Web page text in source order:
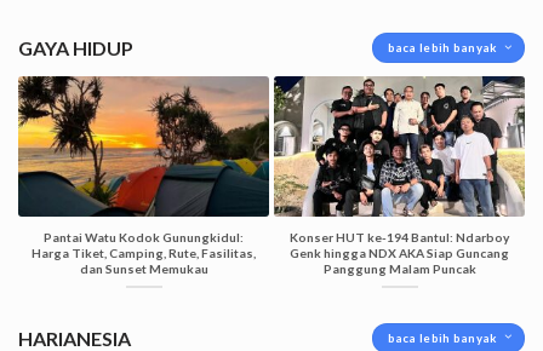
GAYA HIDUP baca lebih banyak
Pantai Watu Kodok Gunungkidul:
Harga Tiket, Camping, Rute, Fasilitas,
dan Sunset Memukau
Konser HUT ke-194 Bantul: Ndarboy
Genk hingga NDX AKA Siap Guncang
Panggung Malam Puncak
HARIANESIA baca lebih banyak